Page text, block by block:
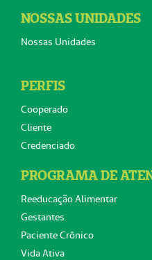
NOSSAS UNIDADES
Nossas Unidades
PERFIS
Cooperado
Cliente
Credenciado
PROGRAMA DE
Reeducação Alimentar
Gestantes
Paciente Crônico
Vida Ativa